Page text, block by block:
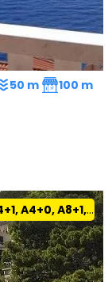
50 m 100 m
A4+0, A8+1, A2+2